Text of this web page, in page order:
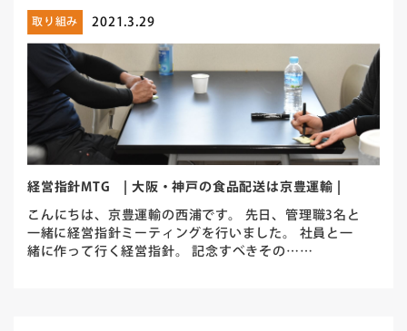
取り組み 2021.3.29
経営指針MTG | 大阪・神戸の食品配送は京豊運輸 |
こんにちは、京豊運輸の西浦です。 先日、管理職3名と
一緒に経営指針ミーティングを行いました。 社員と一
緒に作って行く経営指針。 記念すべきその……